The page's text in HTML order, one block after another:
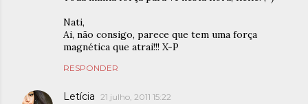
Nati,
Ai, não consigo, parece que tem uma força
magnética que atrai!!! X-P
RESPONDER
Letícia 21 julho, 2011 15:22